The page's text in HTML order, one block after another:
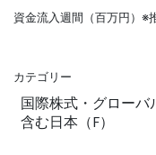
資金流入週間（百万円）※
カテゴリー
国際株式・グローバ
含む日本（F）